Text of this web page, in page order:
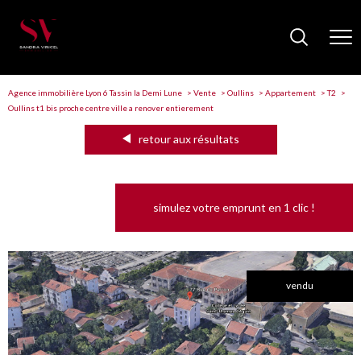
Agence immobilière Lyon 6 Tassin la Demi Lune Vente Oullins Appartement
T2
Oullins t1 bis proche centre ville a renover entierement
retour aux résultats
simulez votre emprunt en 1 clic !
vendu